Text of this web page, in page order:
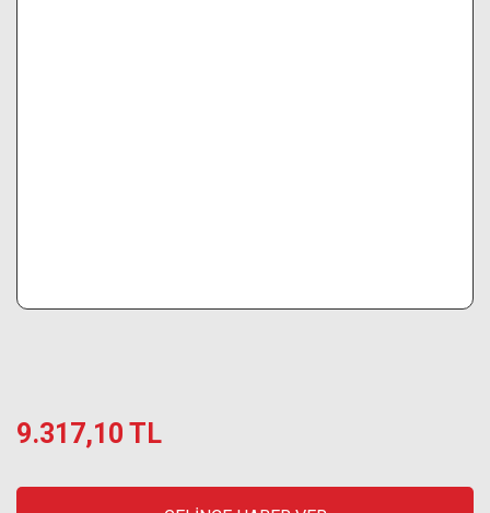
9.317,10 TL